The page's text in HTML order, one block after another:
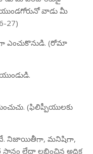
వాడు మీ
27)
ఎంచుకొనుడి. (రోమా
(ఫిలిప్పీయులకు
నిజాయితీగా, మనిషిగా,
లేదా లభించిన అధిక